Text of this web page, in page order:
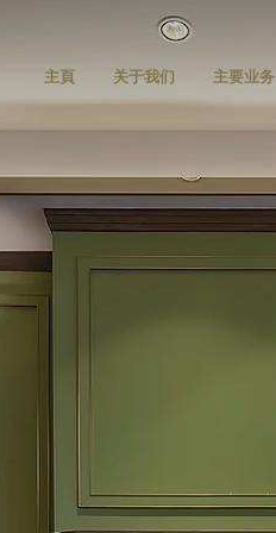
主頁 关于我们 主要业务